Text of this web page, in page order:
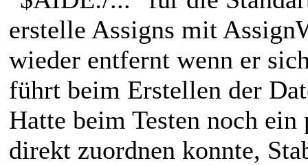
erstelle Assigns mit
wieder entfernt wenn er
führt beim Erstellen der
Hatte beim Testen noch
direkt zuordnen konnte,